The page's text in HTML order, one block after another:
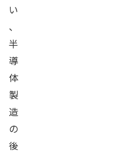
い
、
半
導
体
製
造
の
後